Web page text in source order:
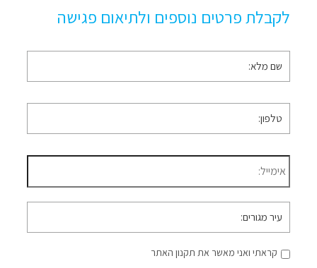
לקבלת פרטים נוספים ולתיאום פגישה
שם
מלא *
טלפון *
דוא״ל *
עיר
מגורים
קראתי ואני מאשר את תקנון האתר